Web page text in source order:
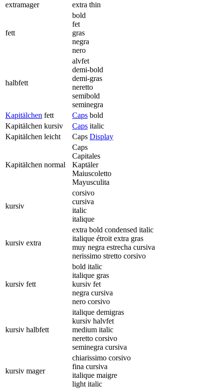
extramager
extra thin
fett
bold
fet
gras
negra
nero
halbfett
alvfet
demi-bold
demi-gras
neretto
semibold
seminegra
Kapitälchen fett Caps bold
Kapitälchen kursiv
Caps italic
Kapitälchen leicht
Caps Display
Kapitälchen normal
Caps
Capitales
Kaptäler
Maiuscoletto
Mayusculita
kursiv
corsivo
cursiva
italic
italique
kursiv extra
extra bold condensed italic
italique étroit extra gras
muy negra estrecha cursiva
nerissimo stretto corsivo
kursiv fett
bold italic
italique gras
kursiv fet
negra cursiva
nero corsivo
kursiv halbfett
italique demigras
kursiv halvfet
medium italic
neretto corsivo
seminegra cursiva
kursiv mager
chiarissimo corsivo
fina cursiva
italique maigre
light italic